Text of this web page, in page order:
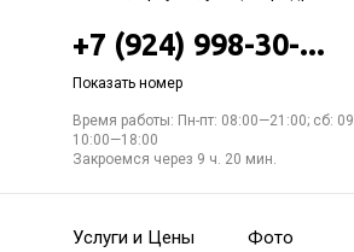
+7 (924) 998-30-...
Показать номер
Время работы: Пн-пт: 08:00—21:00; сб:
10:00—18:00
Закроемся через 9 ч. 20 мин.
Услуги и Цены Фото